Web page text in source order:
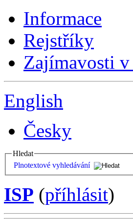
Informace
Rejstříky
Zajímavosti
English
Česky
Hledat
Plnotextové vyhledávání
ISP (příhlásit)